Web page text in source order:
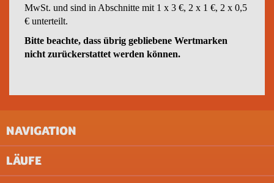
MwSt. und sind in Abschnitte mit 1 x 3 €, 2 x 1 €, 2 x 0,5
€ unterteilt.
Bitte beachte, dass übrig gebliebene Wertmarken
nicht zurückerstattet werden können.
NAVIGATION
IMPRESSUM
AGB
LÄUFE